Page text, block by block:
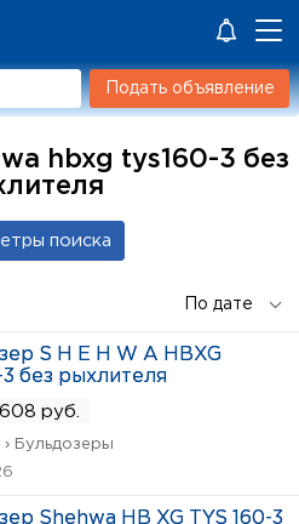
Подать объявление
hbxg tys160-3 без
S H E H W A HBXG
3 без рыхлителя
руб.
Бульдозеры
Shehwa HB XG TYS 160-3